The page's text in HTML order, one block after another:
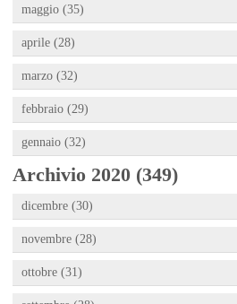
maggio (35)
aprile (28)
marzo (32)
febbraio (29)
gennaio (32)
Archivio 2020 (349)
dicembre (30)
novembre (28)
ottobre (31)